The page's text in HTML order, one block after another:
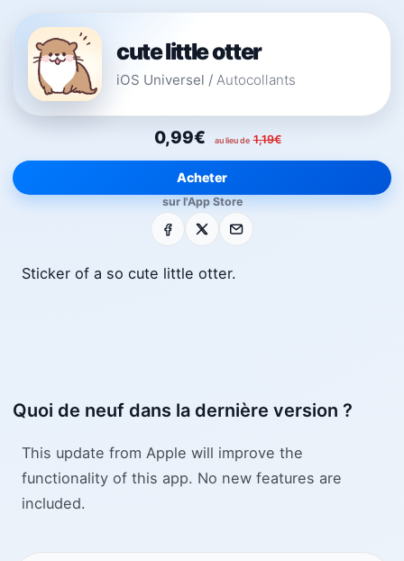
cute little otter
iOS Universel / Autocollants
0,99€ au lieu de 1,19€
Acheter
sur l'App Store
Facebook E-mail
Sticker of a so cute little otter.
Quoi de neuf dans la dernière version ?
This update from Apple will improve the
functionality of this app. No new features are
included.